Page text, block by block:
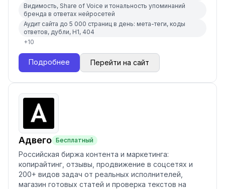
Видимость, Share of Voice и тональность упоминаний
бренда в ответах нейросетей
Аудит сайта до 5 000 страниц в день: мета-теги, коды
ответов, дубли, H1, 404
+10
Подробнее Перейти на сайт
Адвего Бесплатный
Российская биржа контента и маркетинга:
копирайтинг, отзывы, продвижение в соцсетях и
200+ видов задач от реальных исполнителей,
магазин готовых статей и проверка текстов на